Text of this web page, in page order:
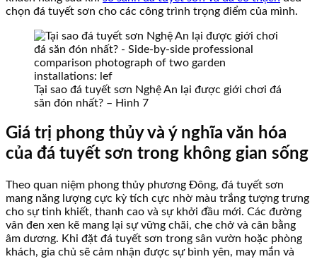
chọn đá tuyết sơn cho các công trình trọng điểm của mình.
Tại sao đá tuyết sơn Nghệ An lại được giới chơi đá
săn đón nhất? – Hình 7
Giá trị phong thủy và ý nghĩa văn hóa
của đá tuyết sơn trong không gian sống
Theo quan niệm phong thủy phương Đông, đá tuyết sơn
mang năng lượng cực kỳ tích cực nhờ màu trắng tượng trưng
cho sự tinh khiết, thanh cao và sự khởi đầu mới. Các đường
vân đen xen kẽ mang lại sự vững chãi, che chở và cân bằng
âm dương. Khi đặt đá tuyết sơn trong sân vườn hoặc phòng
khách, gia chủ sẽ cảm nhận được sự bình yên, may mắn và